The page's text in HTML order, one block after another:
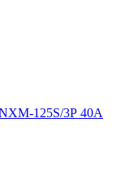
125S/3Р 40A